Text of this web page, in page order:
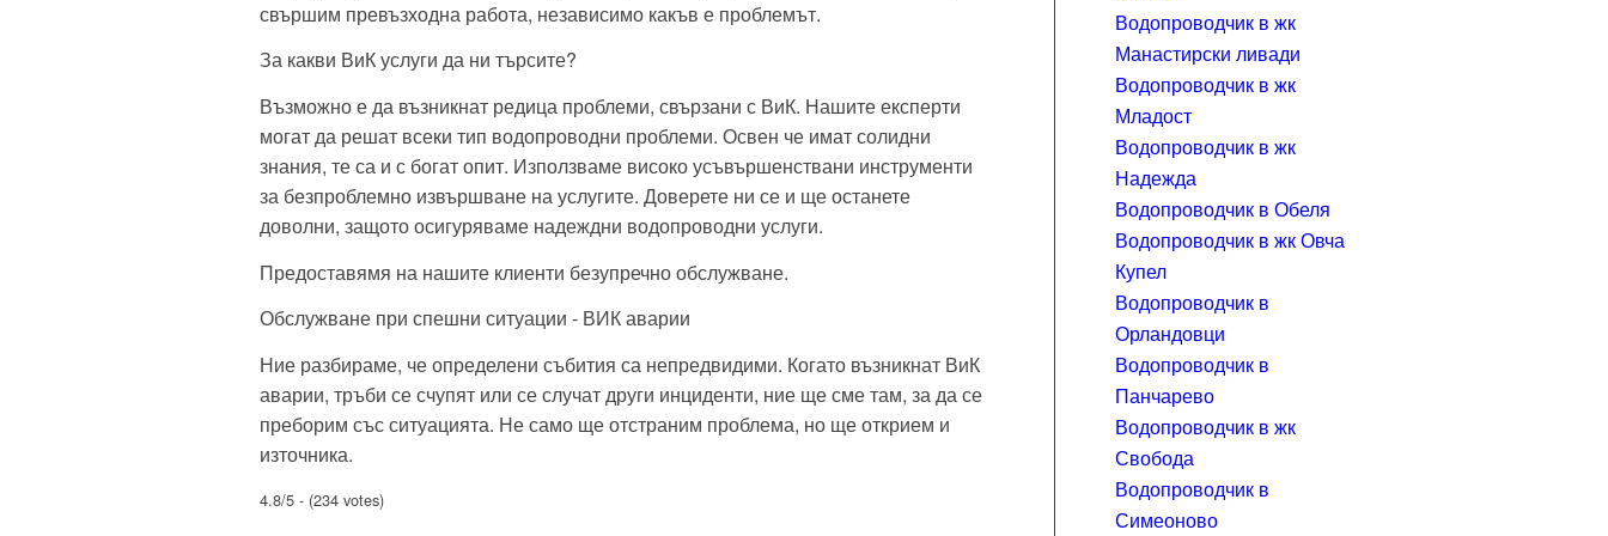
свършим превъзходна работа, независимо какъв е проблемът.
За какви ВиК услуги да ни търсите?
Възможно е да възникнат редица проблеми, свързани с ВиК. Нашите експерти
могат да решат всеки тип водопроводни проблеми. Освен че имат солидни
знания, те са и с богат опит. Използваме високо усъвършенствани инструменти
за безпроблемно извършване на услугите. Доверете ни се и ще останете
доволни, защото осигуряваме надеждни водопроводни услуги.
Предоставямя на нашите клиенти безупречно обслужване.
Обслужване при спешни ситуации - ВИК аварии
Ние разбираме, че определени събития са непредвидими. Когато възникнат ВиК
аварии, тръби се счупят или се случат други инциденти, ние ще сме там, за да се
преборим със ситуацията. Не само ще отстраним проблема, но ще открием и
източника.
4.8/5 - (234 votes)
Водопроводчик в жк
Манастирски ливади
Водопроводчик в жк
Младост
Водопроводчик в жк
Надежда
Водопроводчик в Обеля
Водопроводчик в жк Овча
Купел
Водопроводчик в
Орландовци
Водопроводчик в
Панчарево
Водопроводчик в жк
Свобода
Водопроводчик в
Симеоново